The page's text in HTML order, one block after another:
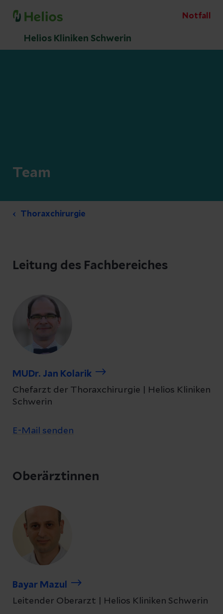
Notfall
Helios Kliniken Schwerin
Team
Thoraxchirurgie
Leitung des Fachbereiches
MUDr. Jan Kolarik
Chefarzt der Thoraxchirurgie | Helios Kliniken
Schwerin
E-Mail senden
Oberärztinnen
Bayar Mazul
Leitender Oberarzt | Helios Kliniken Schwerin